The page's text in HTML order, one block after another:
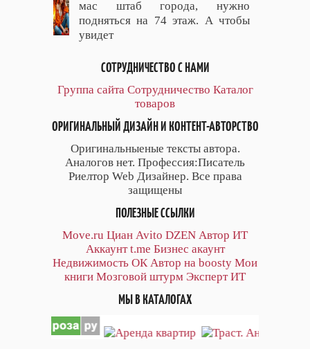
мас штаб города, нужно
подняться на 74 этаж. А чтобы
увидет
СОТРУДНИЧЕСТВО С НАМИ
Группа сайта Сотрудничество Каталог
товаров
ОРИГИНАЛЬНЫЙ ДИЗАЙН И КОНТЕНТ-АВТОРСТВО
Оригинальныеные тексты автора.
Аналогов нет. Профессия:Писатель
Риелтор Web Дизайнер. Все права
защищены
ПОЛЕЗНЫЕ ССЫЛКИ
Move.ru Циан Avito DZEN Автор ИТ
Аккаунт t.me Бизнес акаунт
Недвижимость ОК Автор на boosty Мои
книги Мозговой штурм Эксперт ИТ
МЫ В КАТАЛОГАХ